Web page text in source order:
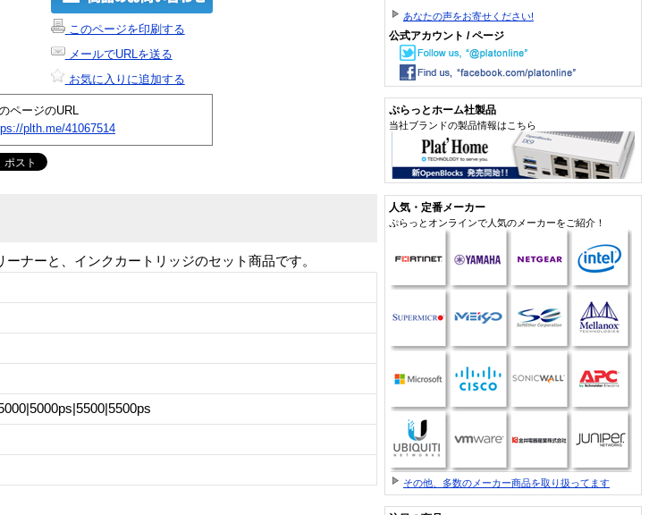
このページを印刷する
メールでURLを送る
お気に入りに追加する
ページのURL
plth.me/41067514
ナーと、インクカートリッジのセット商品です。
あなたの声をお寄せください!
公式アカウント / ページ
ぷらっとホーム社製品
当社ブランドの製品情報はこちら
人気・定番メーカー
ぷらっとオンラインで人気のメーカーをご紹介！
その他、多数のメーカー商品を取り扱ってます